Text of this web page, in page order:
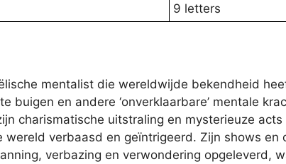
9 letters
mentalist die wereldwijde bekendheid
buigen en andere ‘onverklaarbare’ mentale
charismatische uitstraling en mysterieuze
wereld verbaasd en geïntrigeerd. Zijn shows en
verbazing en verwondering opgeleverd,